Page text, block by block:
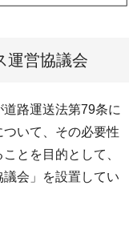
運営協議会
路運送法第79条に
いて、その必要性
とを目的として、
議会」を設置してい